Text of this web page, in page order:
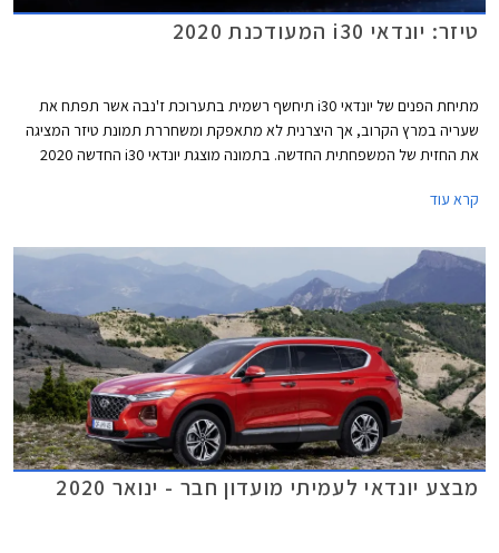
טיזר: יונדאי i30 המעודכנת 2020
מתיחת הפנים של יונדאי i30 תיחשף רשמית בתערוכת ז'נבה אשר תפתח את
שעריה במרץ הקרוב, אך היצרנית לא מתאפקת ומשחררת תמונת טיזר המציגה
את החזית של המשפחתית החדשה. בתמונה מוצגת יונדאי i30 החדשה 2020
קרא עוד
מבצע יונדאי לעמיתי מועדון חבר - ינואר 2020